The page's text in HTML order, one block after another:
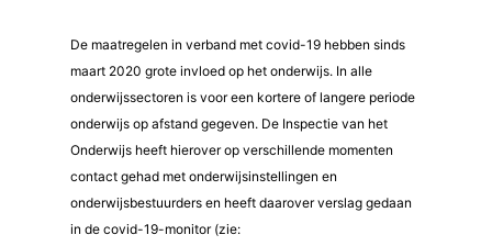
De maatregelen in verband met covid-19 hebben sinds
maart 2020 grote invloed op het onderwijs. In alle
onderwijssectoren is voor een kortere of langere periode
onderwijs op afstand gegeven. De Inspectie van het
Onderwijs heeft hierover op verschillende momenten
contact gehad met onderwijsinstellingen en
onderwijsbestuurders en heeft daarover verslag gedaan
in de covid-19-monitor (zie: